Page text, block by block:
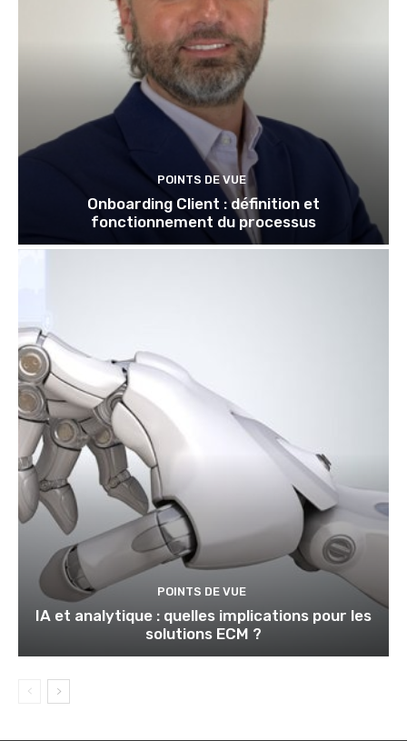
POINTS DE VUE
Onboarding Client : définition et
fonctionnement du processus
POINTS DE VUE
IA et analytique : quelles implications pour les
solutions ECM ?